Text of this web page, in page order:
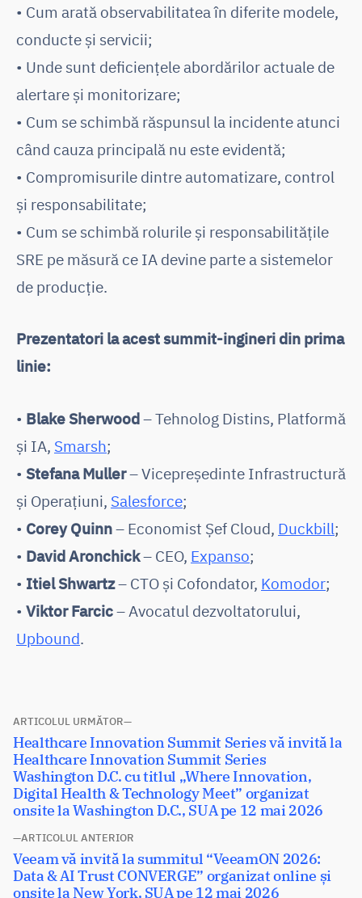
• Cum arată observabilitatea în diferite modele,
conducte și servicii;
• Unde sunt deficiențele abordărilor actuale de
alertare și monitorizare;
• Cum se schimbă răspunsul la incidente atunci
când cauza principală nu este evidentă;
• Compromisurile dintre automatizare, control
și responsabilitate;
• Cum se schimbă rolurile și responsabilitățile
SRE pe măsură ce IA devine parte a sistemelor
de producție.
Prezentatori la acest summit-ingineri din prima
linie:
• Blake Sherwood– Tehnolog Distins, Platformă
și IA, Smarsh;
• Stefana Muller– Vicepreședinte Infrastructură
și Operațiuni, Salesforce;
• Corey Quinn– Economist Șef Cloud, Duckbill;
• David Aronchick– CEO, Expanso;
• Itiel Shwartz– CTO și Cofondator, Komodor;
• Viktor Farcic– Avocatul dezvoltatorului,
Upbound.
Navigare
în
articole
ARTICOLUL ANTERIOR
Articolul
anterior:
Veeam vă invită la summitul “VeeamON 2026:
Data & AI Trust CONVERGE” organizat online și
onsite la New York, SUA pe 12 mai 2026
ARTICOLUL URMĂTOR
Articolul
următor:
Healthcare Innovation Summit Series vă invită la
Healthcare Innovation Summit Series
Washington D.C. cu titlul „Where Innovation,
Digital Health & Technology Meet” organizat
onsite la Washington D.C., SUA pe 12 mai 2026